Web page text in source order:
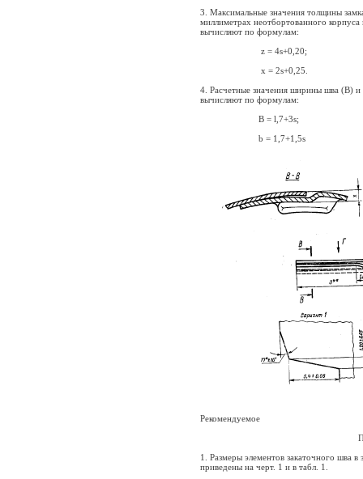
3. Максимальные значения толщины
миллиметрах неотбортованного
вычисляют по формулам:
z = 4s+0,20;
x = 2s+0,25.
4. Расчетные значения ширины шва (В)
вычисляют по формулам:
B = l,7+3s;
b = 1,7+1,5s
Рекомендуемое
1. Размеры элементов закаточного шва
приведены на черт. 1 и в табл. 1.